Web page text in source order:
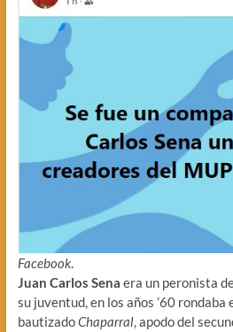
Facebook.
Juan Carlos Sena era un peronista
su juventud, en los años ’60 rondaba
bautizadoChaparral, apodo del